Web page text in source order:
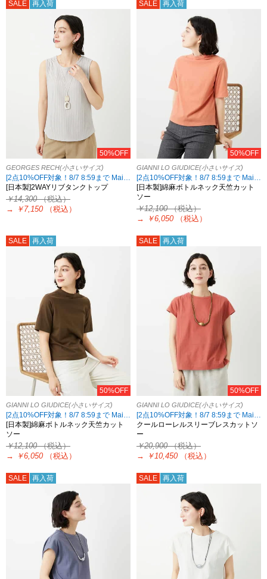
SALE 再入荷
50%OFF
GEORGES RECH(小さいサイズ)
[2点10%OFF対象！8/7 8:59まで Maison de CINQ限定]
[日本製]2WAYリブタンクトップ
￥14,300（税込）
→
￥7,150 （税込）
SALE 再入荷
50%OFF
GIANNI LO GIUDICE(小さいサイズ)
[2点10%OFF対象！8/7 8:59まで Maison de CINQ限定]
[日本製]綿麻ボトルネック天竺カット
ソー
￥12,100（税込）
→
￥6,050 （税込）
SALE 再入荷
50%OFF
GIANNI LO GIUDICE(小さいサイズ)
[2点10%OFF対象！8/7 8:59まで Maison de CINQ限定]
[日本製]綿麻ボトルネック天竺カット
ソー
￥12,100（税込）
→
￥6,050 （税込）
SALE 再入荷
50%OFF
GIANNI LO GIUDICE(小さいサイズ)
[2点10%OFF対象！8/7 8:59まで Maison de CINQ限定]
クールローレルスリーブレスカットソ
ー
￥20,900（税込）
→
￥10,450 （税込）
SALE 再入荷 SALE 再入荷